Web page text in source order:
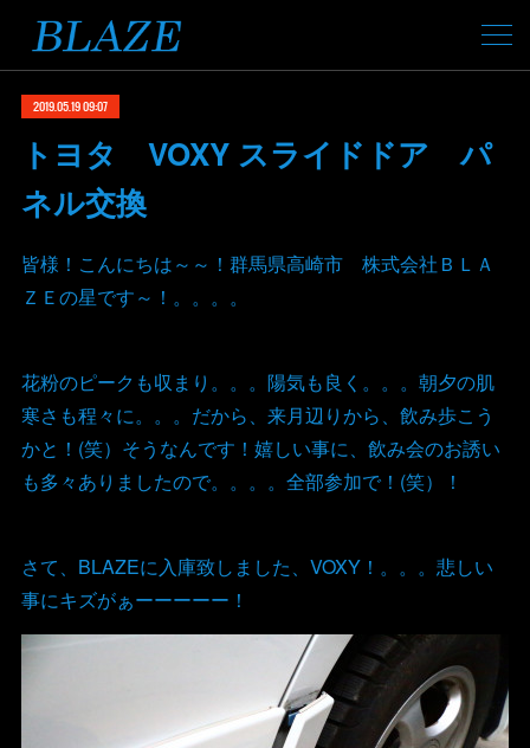
2019.05.19 09:07
トヨタ VOXY スライドドア パ
ネル交換
皆様！こんにちは～～！群馬県高崎市 株式会社ＢＬＡ
ＺＥの星です～！。。。。
花粉のピークも収まり。。。陽気も良く。。。朝夕の肌
寒さも程々に。。。だから、来月辺りから、飲み歩こう
かと！(笑）そうなんです！嬉しい事に、飲み会のお誘い
も多々ありましたので。。。。全部参加で！(笑）！
さて、BLAZEに入庫致しました、VOXY！。。。悲しい
事にキズがぁーーーーー！